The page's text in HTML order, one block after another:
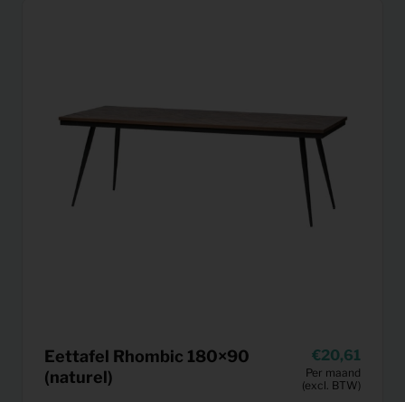
Eettafel Rhombic 180×90
(naturel)
20,61
Per maand
(excl. BTW)